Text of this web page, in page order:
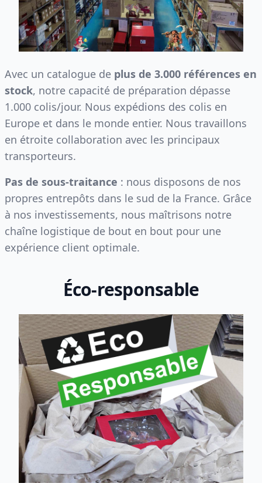
Avec un catalogue de plus de 3.000 références en
stock, notre capacité de préparation dépasse
1.000 colis/jour. Nous expédions des colis en
Europe et dans le monde entier. Nous travaillons
en étroite collaboration avec les principaux
transporteurs.
Pas de sous-traitance : nous disposons de nos
propres entrepôts dans le sud de la France. Grâce
à nos investissements, nous maîtrisons notre
chaîne logistique de bout en bout pour une
expérience client optimale.
Éco-responsable